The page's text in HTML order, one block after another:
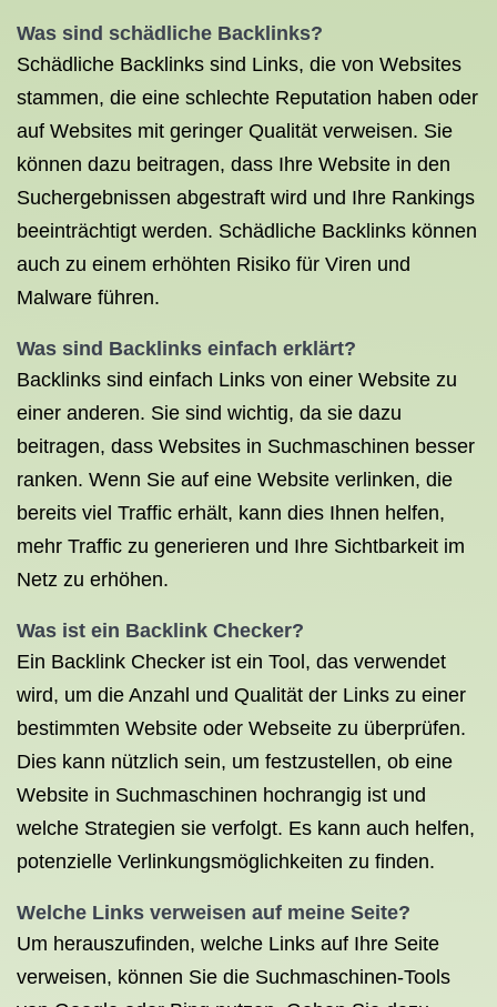
Was sind schädliche Backlinks?
Schädliche Backlinks sind Links, die von Websites
stammen, die eine schlechte Reputation haben oder
auf Websites mit geringer Qualität verweisen. Sie
können dazu beitragen, dass Ihre Website in den
Suchergebnissen abgestraft wird und Ihre Rankings
beeinträchtigt werden. Schädliche Backlinks können
auch zu einem erhöhten Risiko für Viren und
Malware führen.
Was sind Backlinks einfach erklärt?
Backlinks sind einfach Links von einer Website zu
einer anderen. Sie sind wichtig, da sie dazu
beitragen, dass Websites in Suchmaschinen besser
ranken. Wenn Sie auf eine Website verlinken, die
bereits viel Traffic erhält, kann dies Ihnen helfen,
mehr Traffic zu generieren und Ihre Sichtbarkeit im
Netz zu erhöhen.
Was ist ein Backlink Checker?
Ein Backlink Checker ist ein Tool, das verwendet
wird, um die Anzahl und Qualität der Links zu einer
bestimmten Website oder Webseite zu überprüfen.
Dies kann nützlich sein, um festzustellen, ob eine
Website in Suchmaschinen hochrangig ist und
welche Strategien sie verfolgt. Es kann auch helfen,
potenzielle Verlinkungsmöglichkeiten zu finden.
Welche Links verweisen auf meine Seite?
Um herauszufinden, welche Links auf Ihre Seite
verweisen, können Sie die Suchmaschinen-Tools